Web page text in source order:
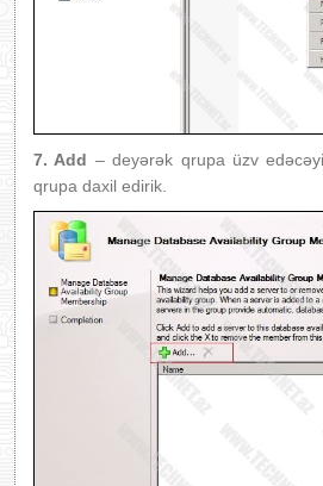
7. Add – deyərək qrupa üzv
qrupa daxil edirik.